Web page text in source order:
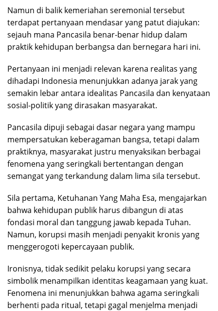
Namun di balik kemeriahan seremonial tersebut
terdapat pertanyaan mendasar yang patut diajukan:
sejauh mana Pancasila benar-benar hidup dalam
praktik kehidupan berbangsa dan bernegara hari ini.
Pertanyaan ini menjadi relevan karena realitas yang
dihadapi Indonesia menunjukkan adanya jarak yang
semakin lebar antara idealitas Pancasila dan kenyataan
sosial-politik yang dirasakan masyarakat.
Pancasila dipuji sebagai dasar negara yang mampu
mempersatukan keberagaman bangsa, tetapi dalam
praktiknya, masyarakat justru menyaksikan berbagai
fenomena yang seringkali bertentangan dengan
semangat yang terkandung dalam lima sila tersebut.
Sila pertama, Ketuhanan Yang Maha Esa, mengajarkan
bahwa kehidupan publik harus dibangun di atas
fondasi moral dan tanggung jawab kepada Tuhan.
Namun, korupsi masih menjadi penyakit kronis yang
menggerogoti kepercayaan publik.
Ironisnya, tidak sedikit pelaku korupsi yang secara
simbolik menampilkan identitas keagamaan yang kuat.
Fenomena ini menunjukkan bahwa agama seringkali
berhenti pada ritual, tetapi gagal menjelma menjadi